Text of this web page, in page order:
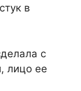
в
с
лицо ее